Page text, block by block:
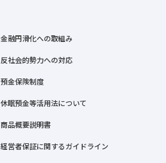
金融円滑化への取組み
反社会的勢力への対応
預金保険制度
休眠預金等活用法について
商品概要説明書
経営者保証に関するガイドライン